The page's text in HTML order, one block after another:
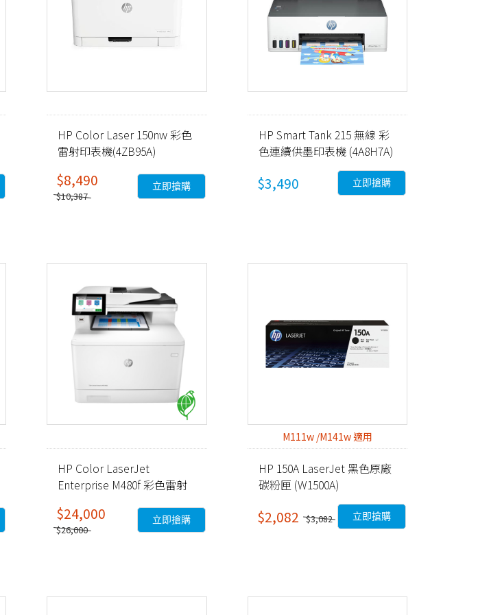
HP Color Laser 150nw 彩色
雷射印表機(4ZB95A)
$8,490
$10,387
立即搶購
HP Smart Tank 215 無線 彩
色連續供墨印表機 (4A8H7A)
$3,490 立即搶購
HP Color LaserJet
Enterprise M480f 彩色雷射
$24,000
$26,000
立即搶購
M111w /M141w 適用
HP 150A LaserJet 黑色原廠
碳粉匣 (W1500A)
$2,082 $3,082 立即搶購